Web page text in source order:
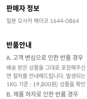
판매자 정보
일본 오사카 헤이코 1644-0864
반품안내
A. 고객 변심으로 인한 반품 경우
배송 받은 상품을 그대로 포장해주
면 절차를 안내해드립니다. 발생되
1KG 기준 : 19,800원) 상품을 확인
B. 제품 하자로 인한 반품 경우